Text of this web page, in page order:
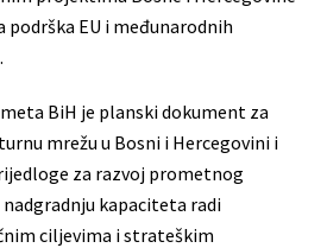
podrška EU i međunarodnih
BiH je planski dokument za
mrežu u Bosni i Hercegovini i
za razvoj prometnog
kapaciteta radi
ciljevima i strateškim